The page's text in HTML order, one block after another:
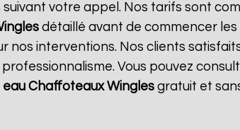
votre appel. Nos tarifs sont
détaillé avant de commencer les
nos interventions. Nos clients
Vous pouvez
Chaffoteaux Winglesgratuit et